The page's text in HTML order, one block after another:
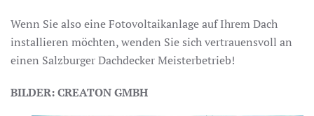
Wenn Sie also eine Fotovoltaikanlage auf Ihrem Dach
installieren möchten, wenden Sie sich vertrauensvoll an
einen Salzburger Dachdecker Meisterbetrieb!
BILDER: CREATON GMBH